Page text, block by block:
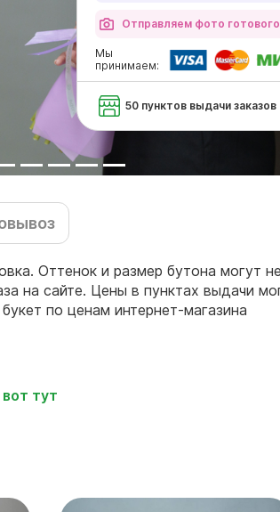
Отправляем фото
Мы
принимаем:
50 пунктов выдачи заказов
Оттенок и размер бутона могут
на сайте. Цены в пунктах выдачи
по ценам интернет-магазина
вот тут